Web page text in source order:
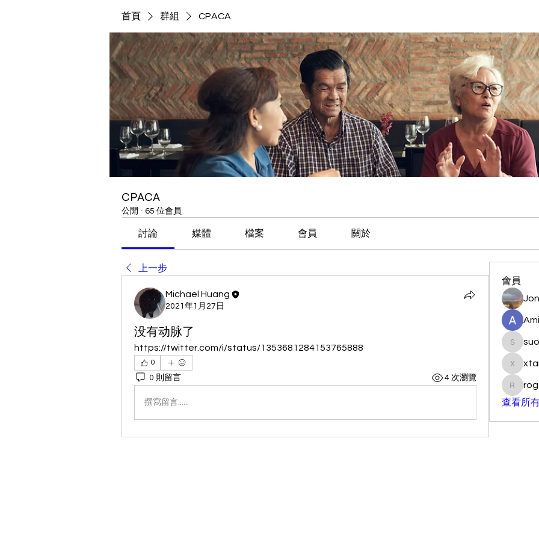
首頁 群組 CPACA
CPACA
公開 · 65 位會員
討論 媒體 檔案 會員 關於
上一步
Michael Huang
2021年1月27日
没有动脉了
https://twitter.com/i/status/1353681284153765888
0
0 則留言 4 次瀏覽
撰寫留言......
會員
xtancer
查看所